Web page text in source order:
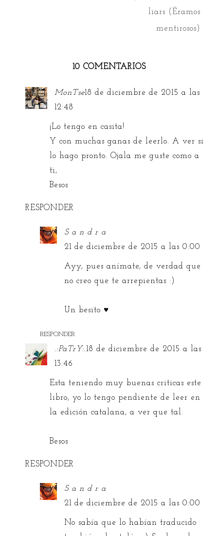
liars (Éramos
mentirosos)
10 COMENTARIOS
MonTse18 de diciembre de 2015 a las
12:48
¡Lo tengo en casita!
Y con muchas ganas de leerlo. A ver si
lo hago pronto. Ojala me guste como a
ti,
Besos
RESPONDER
S a n d r a
21 de diciembre de 2015 a las 0:00
Ayy, pues anímate, de verdad que
no creo que te arrepientas :)
Un besito ♥
RESPONDER
.:PaTrY:.18 de diciembre de 2015 a las
13:46
Esta teniendo muy buenas criticas este
libro, yo lo tengo pendiente de leer en
la edición catalana, a ver que tal.
Besos
RESPONDER
S a n d r a
21 de diciembre de 2015 a las 0:00
No sabía que lo habían traducido